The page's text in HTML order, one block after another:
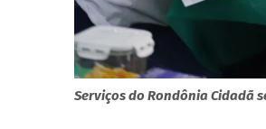
Serviços do Rondônia Cidadã